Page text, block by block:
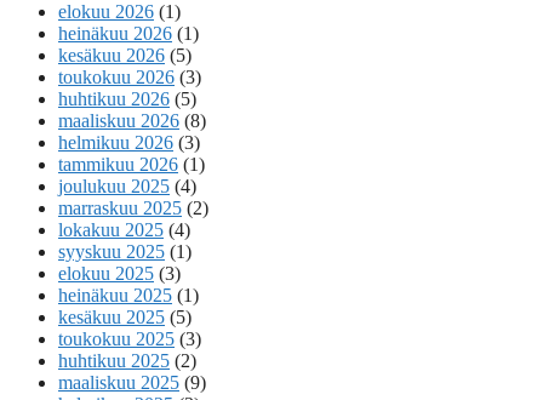
elokuu 2026 (1)
heinäkuu 2026 (1)
kesäkuu 2026 (5)
toukokuu 2026 (3)
huhtikuu 2026 (5)
maaliskuu 2026 (8)
helmikuu 2026 (3)
tammikuu 2026 (1)
joulukuu 2025 (4)
marraskuu 2025 (2)
lokakuu 2025 (4)
syyskuu 2025 (1)
elokuu 2025 (3)
heinäkuu 2025 (1)
kesäkuu 2025 (5)
toukokuu 2025 (3)
huhtikuu 2025 (2)
maaliskuu 2025 (9)